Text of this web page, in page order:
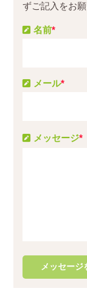
ずご記入をお願
メッセージ*
名前*
メール*